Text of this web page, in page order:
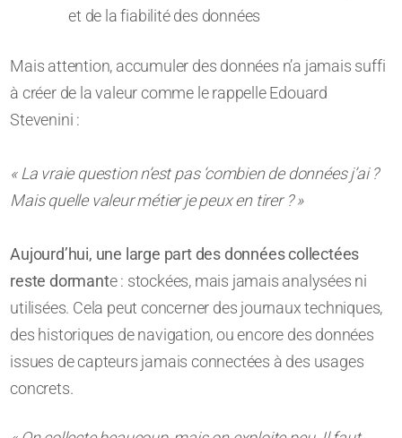
et de la fiabilité des données
Mais attention, accumuler des données n’a jamais suffi
à créer de la valeur comme le rappelle Edouard
Stevenini :
« La vraie question n’est pas ‘combien de données j’ai ?
Mais quelle valeur métier je peux en tirer ? »
Aujourd’hui, une large part des données collectées
reste dormante : stockées, mais jamais analysées ni
utilisées. Cela peut concerner des journaux techniques,
des historiques de navigation, ou encore des données
issues de capteurs jamais connectées à des usages
concrets.